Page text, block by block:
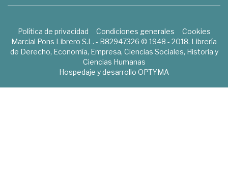
Política de privacidad Condiciones generales
Cookies
Marcial Pons Librero S.L. - B82947326 © 1948 - 2018. Librería
de Derecho, Economía, Empresa, Ciencias Sociales, Historia y
Ciencias Humanas
Hospedaje y desarrollo OPTYMA